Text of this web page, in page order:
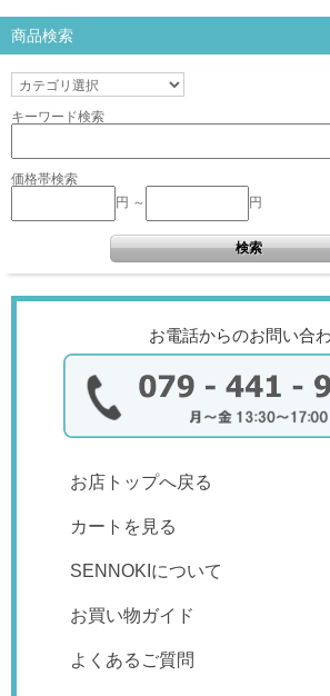
商品検索
キーワード検索
価格帯検索
円 ～
円
お電話からのお問い合
お店トップへ戻る
カートを見る
SENNOKIについて
お買い物ガイド
よくあるご質問